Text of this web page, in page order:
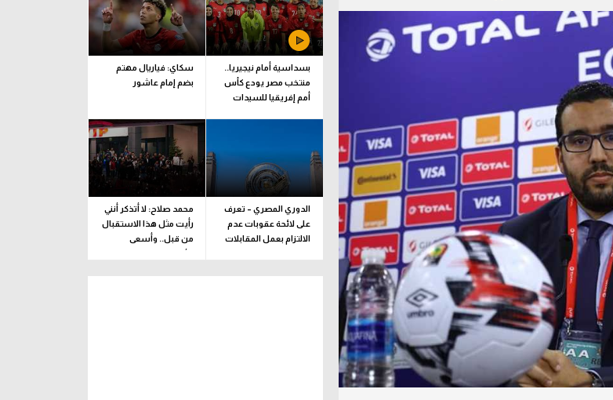
دوري أبطال أوروبا
آسيا
أمريكا
بسداسية أمام نيجيريا..
منتخب مصر يودع كأس
أمم إفريقيا للسيدات
سكاي: فياريال مهتم
بضم إمام عاشور
الدوري المصري – تعرف
على لائحة عقوبات عدم
الالتزام بعمل المقابلات
محمد صلاح: لا أتذكر أنني
رأيت مثل هذا الاستقبال
من قبل.. وأسعى
للألقاب مع الفريق